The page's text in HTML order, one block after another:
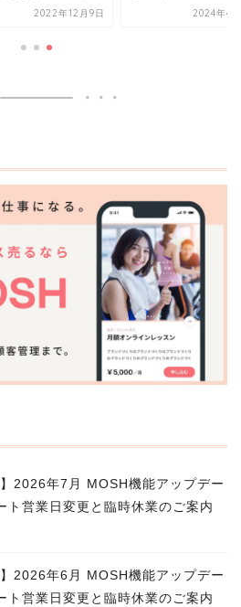
2022年12月9日 2024年4
2026年7月 MOSH機能アップデー
ト営業日変更と臨時休業のご案内
2026年6月 MOSH機能アップデー
ト営業日変更と臨時休業のご案内